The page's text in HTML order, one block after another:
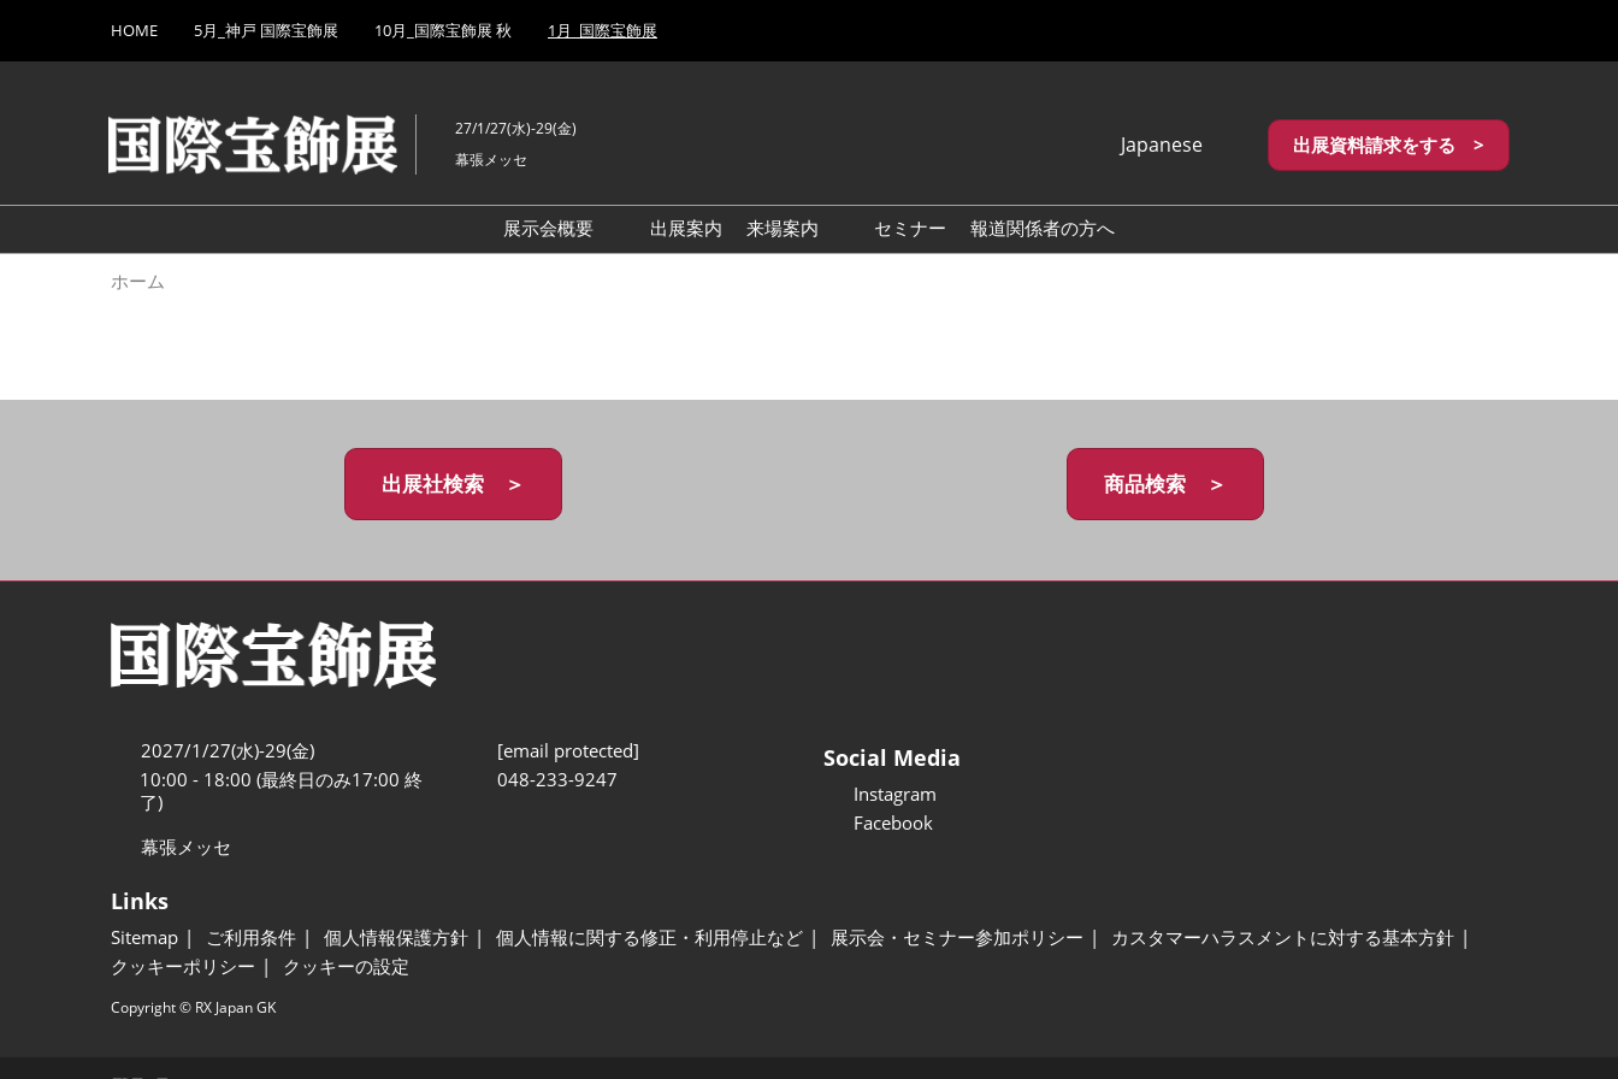
キ
し
て
to
HOME 5月_神戸 国際宝飾展 10月_国際宝飾展 秋 1月_国際宝飾展
27/1/27(水)-29(金)
幕張メッセ
Japanese
English
繁體中文
出展資料請求をする >
展示会概要
出展案内
来場案内
セミナー 報道関係者の方へ
ホーム
出展社検索 ＞ 商品検索 ＞
2027/1/27(水)-29(金)
10:00 - 18:00 (最終日のみ17:00 終
了)
幕張メッセ
[email protected]
048-233-9247
Social Media
Instagram
Facebook
Links
Sitemap ご利用条件 個人情報保護方針 個人情報に関する修正・利用停止など 展示会・セミナー参加ポリシー
カスタマーハラスメントに対する基本方針
クッキーポリシー
クッキーの設定
Copyright © RX Japan GK